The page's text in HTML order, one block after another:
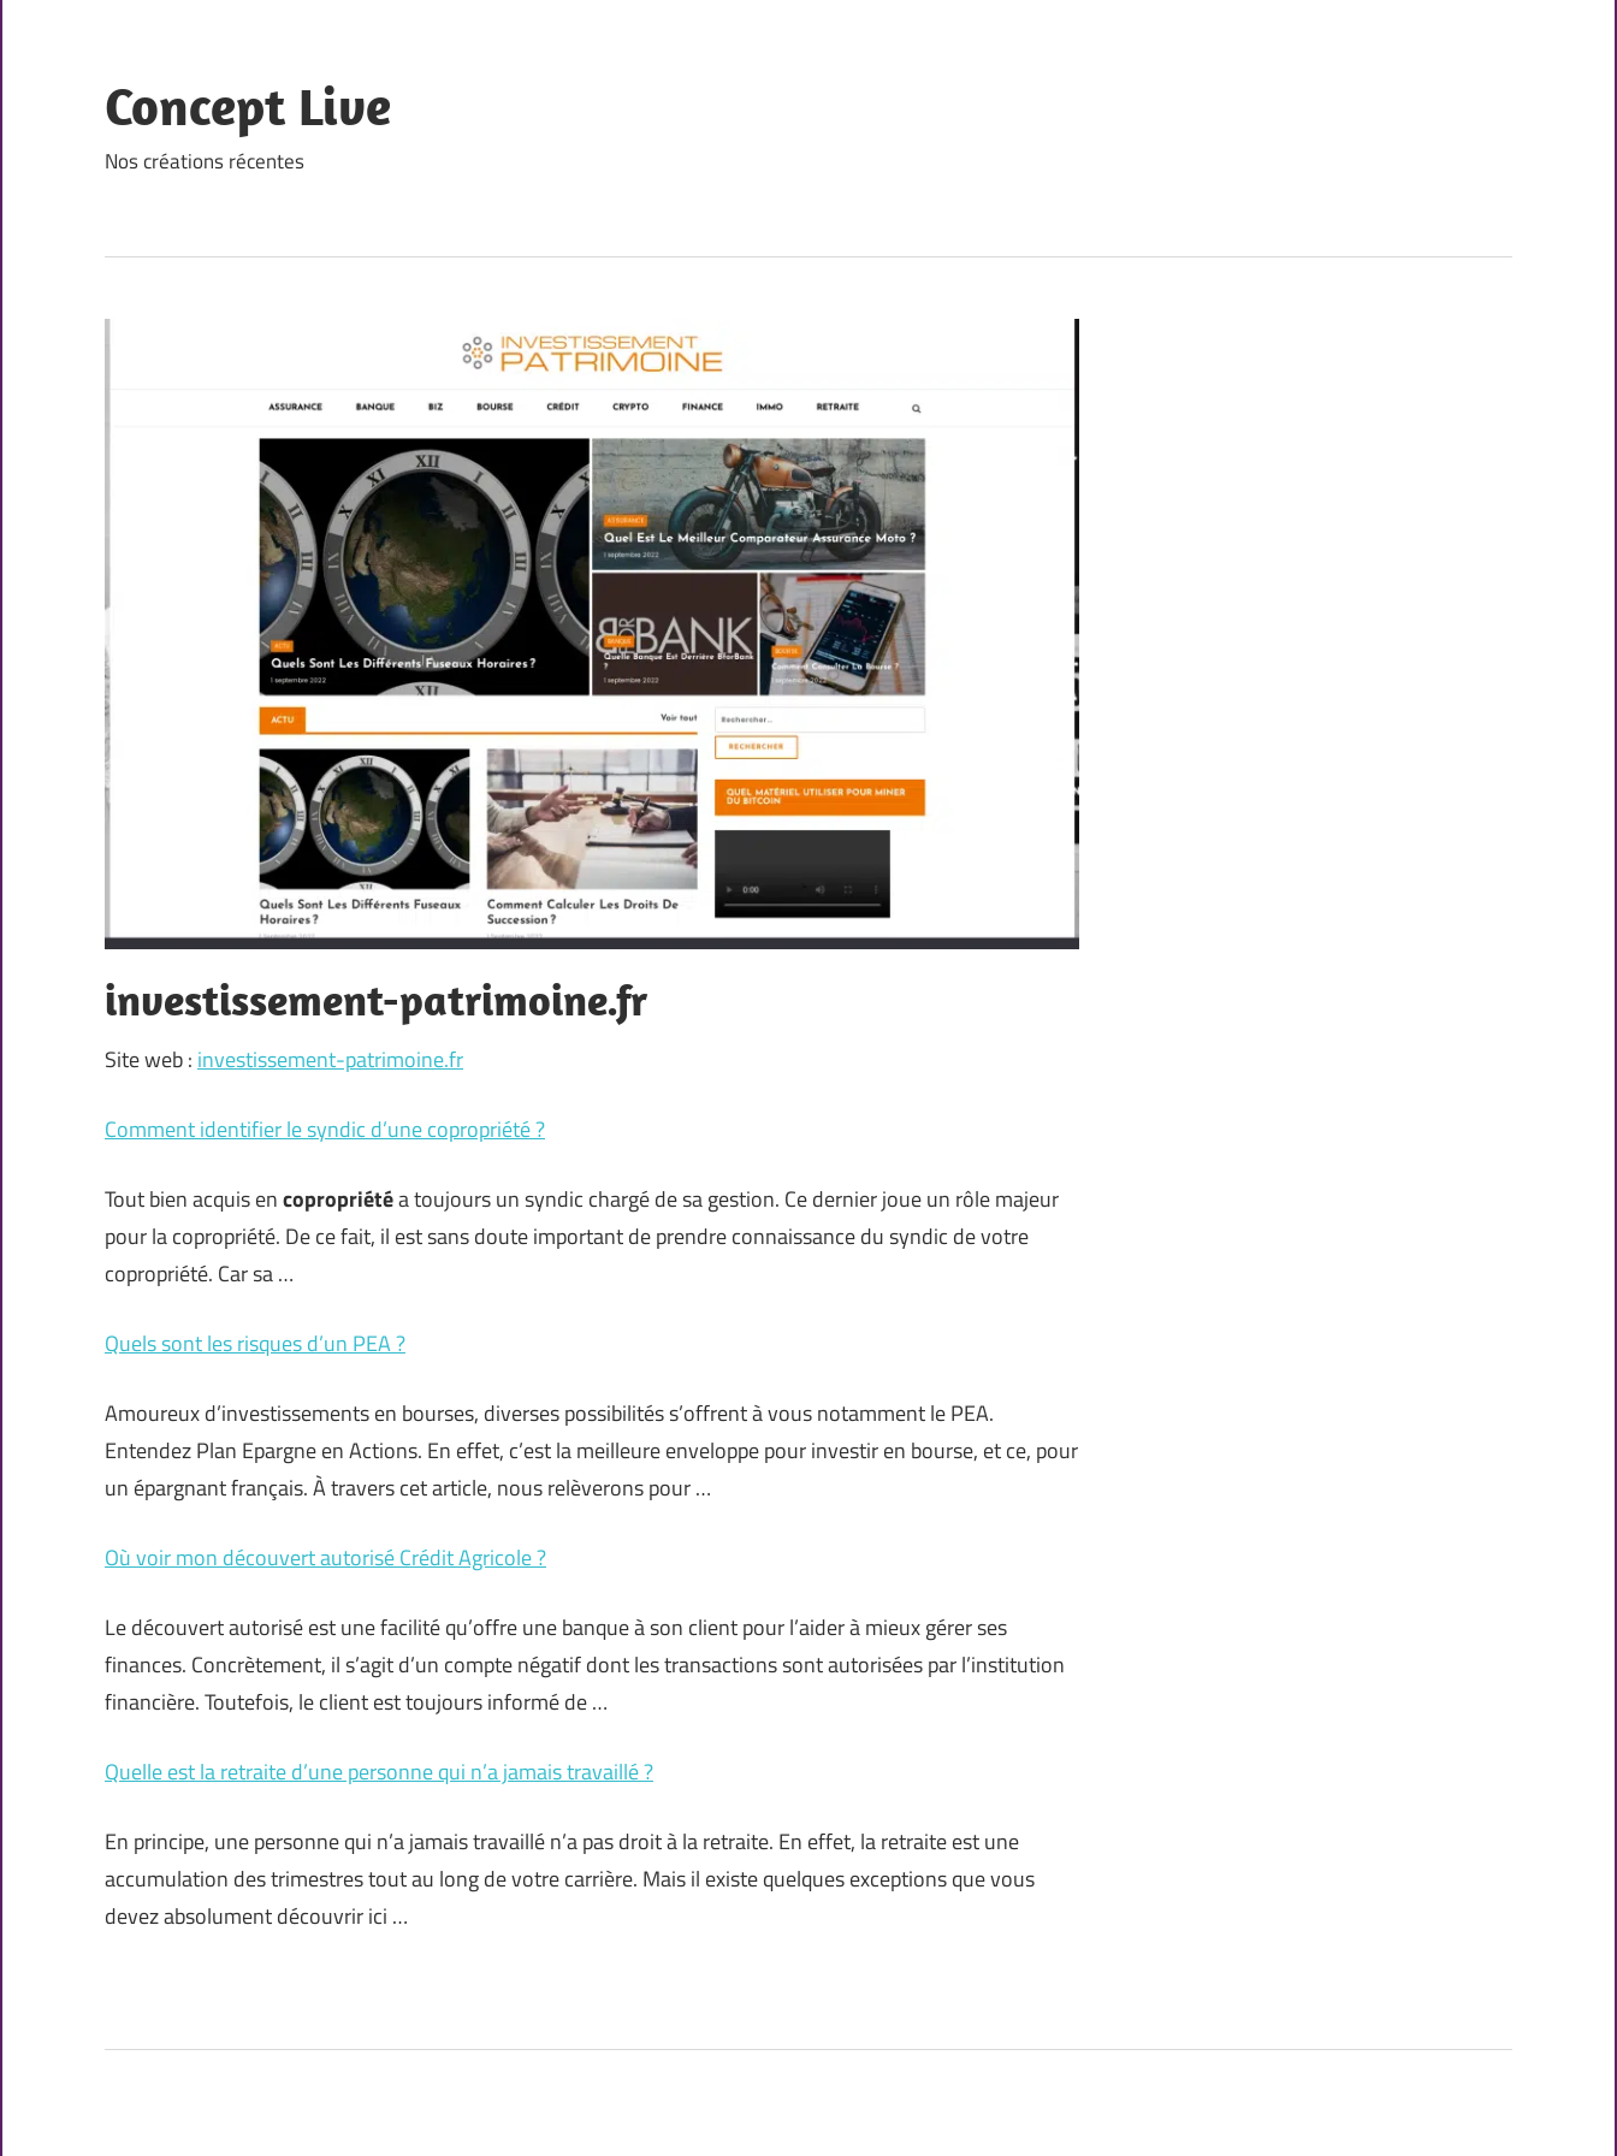
content
Concept Live
Nos créations récentes
investissement-patrimoine.fr
Site web : investissement-patrimoine.fr
Comment identifier le syndic d’une copropriété ?
Tout bien acquis encopropriétéa toujours un syndic chargé de sa gestion. Ce dernier joue un rôle majeur
pour la copropriété. De ce fait, il est sans doute important de prendre connaissance du syndic de votre
copropriété. Car sa …
Quels sont les risques d’un PEA ?
Amoureux d’investissements en bourses, diverses possibilités s’offrent à vous notamment le PEA.
Entendez Plan Epargne en Actions. En effet, c’est la meilleure enveloppe pour investir en bourse, et ce, pour
un épargnant français. À travers cet article, nous relèverons pour …
Où voir mon découvert autorisé Crédit Agricole ?
Le découvert autorisé est une facilité qu’offre une banque à son client pour l’aider à mieux gérer ses
finances. Concrètement, il s’agit d’un compte négatif dont les transactions sont autorisées par l’institution
financière. Toutefois, le client est toujours informé de …
Quelle est la retraite d’une personne qui n’a jamais travaillé ?
En principe, une personne qui n’a jamais travaillé n’a pas droit à la retraite. En effet, la retraite est une
accumulation des trimestres tout au long de votre carrière. Mais il existe quelques exceptions que vous
devez absolument découvrir ici …